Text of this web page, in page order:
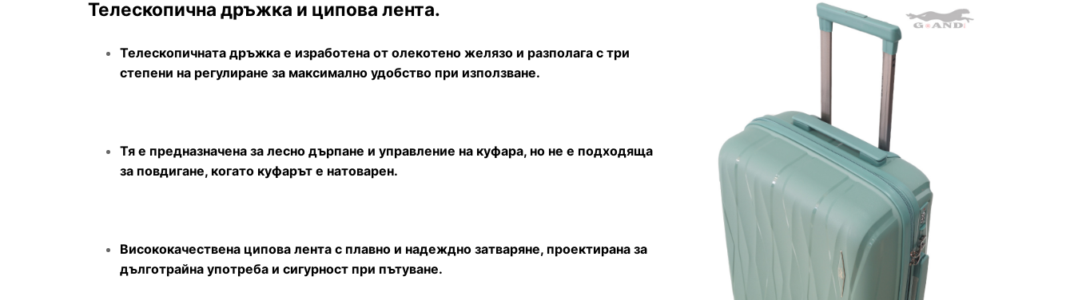
Телескопична дръжка и ципова лента.
Телескопичната дръжка е изработена от олекотено желязо и разполага с три
степени на регулиране за максимално удобство при използване.
Тя е предназначена за лесно дърпане и управление на куфара, но не е подходяща
за повдигане, когато куфарът е натоварен.
Висококачествена ципова лента с плавно и надеждно затваряне, проектирана за
дълготрайна употреба и сигурност при пътуване.